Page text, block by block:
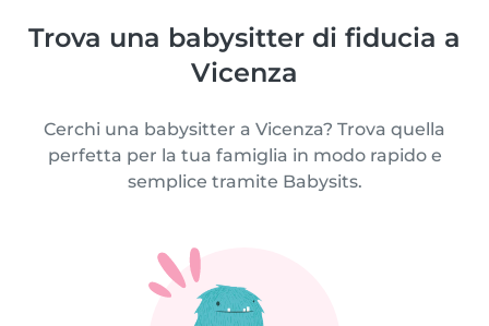
Trova una babysitter di fiducia a
Vicenza
Cerchi una babysitter a Vicenza? Trova quella
perfetta per la tua famiglia in modo rapido e
semplice tramite Babysits.